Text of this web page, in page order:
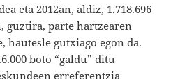
eta 2012an, aldiz, 1.718.696
guztira, parte hartzearen
hautesle gutxiago egon da.
boto “galdu” ditu
erreferentzia